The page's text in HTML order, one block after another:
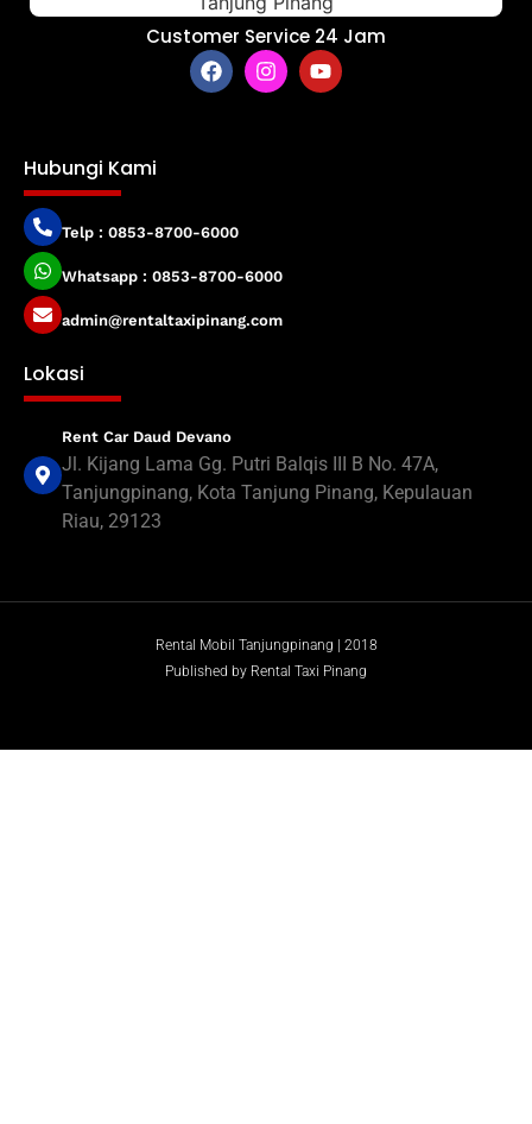
Customer Service 24 Jam
Hubungi Kami
Telp : 0853-8700-6000
Whatsapp : 0853-8700-6000
admin@rentaltaxipinang.com
Lokasi
Rent Car Daud Devano
Jl. Kijang Lama Gg. Putri Balqis III B No. 47A,
Tanjungpinang, Kota Tanjung Pinang, Kepulauan
Riau, 29123
Rental Mobil Tanjungpinang | 2018
Published by Rental Taxi Pinang